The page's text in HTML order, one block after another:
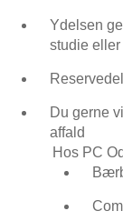
Ydelsen
studie eller
Du gerne
affald
Hos PC